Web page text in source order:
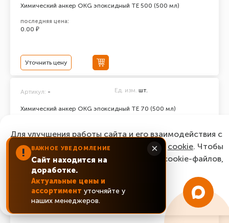
Химический анкер ОКG эпоксидный ТЕ 500 (500 мл)
последняя цена:
0.00 ₽
Уточнить цену
Химический анкер ОКG эпоксидный ТЕ 70 (500 мл)
Артикул: - Ед. изм. шт.
0.00 ₽
Уточнить цену
Химический анкер ОКG эпоксидный ТЕ 100 (500 мл)
Артикул: - Ед. изм.
! ВАЖНОЕ УВЕДОМЛЕНИЕ
Сайт находится на
доработке.
Актуальные цены и
ассортимент уточняйте у
наших менеджеров.
×
Для улучшения работы сайта и его взаимодействия с
пользователями мы используем файлы cookie. Чтобы
согласиться с нашим использованием cookie-файлов,
нажмите “Ок, понятно!”
ОК, понятно!